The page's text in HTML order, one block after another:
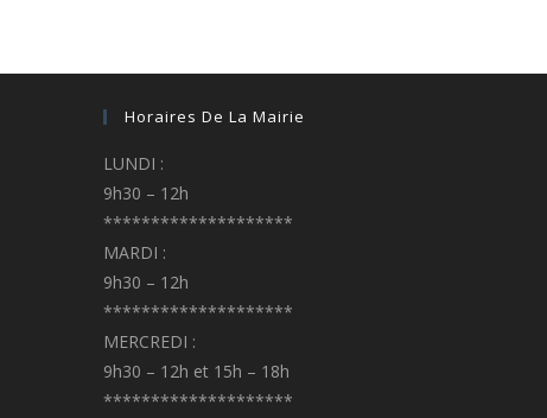
Horaires De La Mairie
LUNDI :
9h30 – 12h
********************
MARDI :
9h30 – 12h
********************
MERCREDI :
9h30 – 12h et 15h – 18h
********************